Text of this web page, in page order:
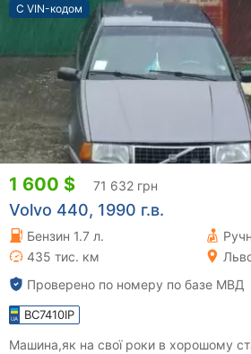
С VIN-кодом
1 600 $ 71 632 грн
Volvo 440, 1990 г.в.
Бензин 1.7 л.
435 тис. км
Проверено по номеру по базе МВД
BC7410IP
Машина,як на свої роки в хорошому